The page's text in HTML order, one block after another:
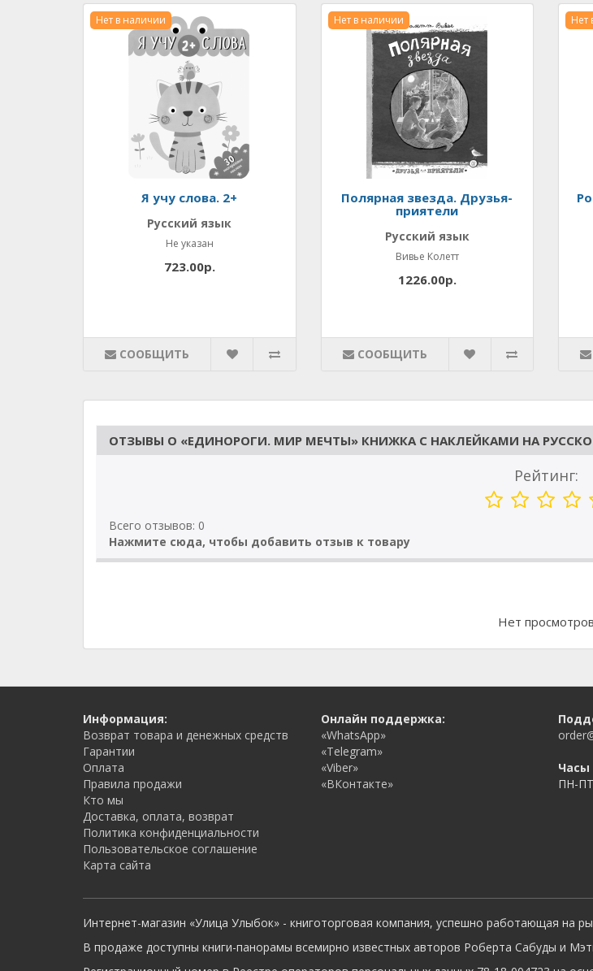
Нет в наличии
Я учу слова. 2+
Русский язык
Не указан
723.00р.
СООБЩИТЬ
Нет в наличии
Полярная звезда. Друзья-
приятели
Русский язык
Вивье Колетт
1226.00р.
СООБЩИТЬ
Нет
ОТЗЫВЫ О «ЕДИНОРОГИ. МИР МЕЧТЫ» КНИЖКА С НАКЛЕЙКАМИ НА
Рейтинг:
Всего отзывов: 0
Нажмите сюда, чтобы добавить отзыв к товару
Нет просмотров
Информация:
Возврат товара и денежных средств
Гарантии
Оплата
Правила продажи
Кто мы
Доставка, оплата, возврат
Политика конфиденциальности
Пользовательское соглашение
Карта сайта
Онлайн поддержка:
«WhatsApp»
«Telegram»
«Viber»
«ВКонтакте»
Часы
ПН-
Интернет-магазин «Улица Улыбок» - книготорговая компания, успешно работающая на
В продаже доступны книги-панорамы всемирно известных авторов Роберта Сабуды и